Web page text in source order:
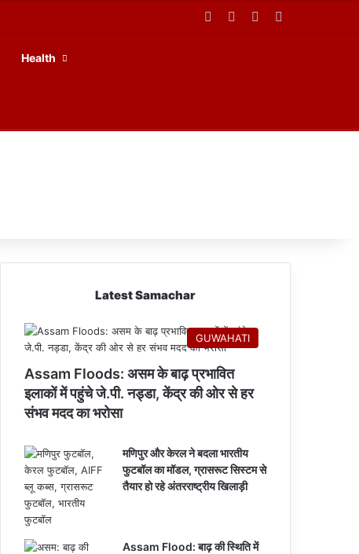
Facebook YouTube
Health
Latest Samachar
GUWAHATI
Assam Floods: असम के बाढ़ प्रभावित
इलाकों में पहुंचे जे.पी. नड्डा, केंद्र की ओर से हर
संभव मदद का भरोसा
मणिपुर और केरल ने बदला भारतीय
फुटबॉल का मॉडल, ग्रासरूट सिस्टम से
तैयार हो रहे अंतरराष्ट्रीय खिलाड़ी
Assam Flood: बाढ़ की स्थिति में